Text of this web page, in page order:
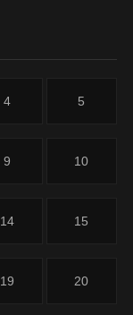
4 5
9 10
14 15
19 20